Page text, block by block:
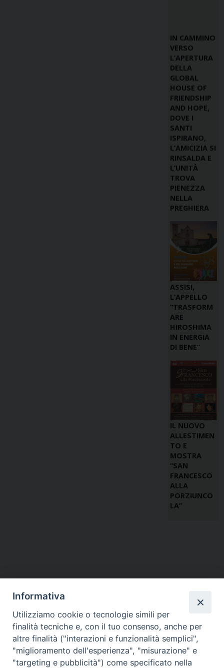
IN CAMMINO
VERSO
L’APERTURA
DELLA
GLOBAL
HOUSE OF
FRIENDSHIP
AND HOPE,
DOVE I
SANTI
ISPIRANO,
L’AMICIZIA SI
RINSALDA E
L’UNITÀ
TROVA
PIENEZZA
NELLA
PREGHIERA
ASSISI,
L’APPELLO
“TRASFORM
ARE
HIROSHIMA
IN ENERGIA
DI BENE”
IL NUOVO
ALLESTIMEN
TO E
MOSTRA
“SAN
FRANCESCO
ALLA
PORZIUNCO
LA”
Informativa
Utilizziamo cookie o tecnologie simili per
finalità tecniche e, con il tuo consenso, anche per
altre finalità ("interazioni e funzionalità semplici",
"miglioramento dell'esperienza", "misurazione" e
"targeting e pubblicità") come specificato nella